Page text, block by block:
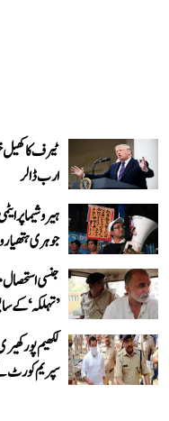
ارب ڈالر
جوہری
’تہلکہ‘ کے
لکھیم پور
سپریم کورٹ